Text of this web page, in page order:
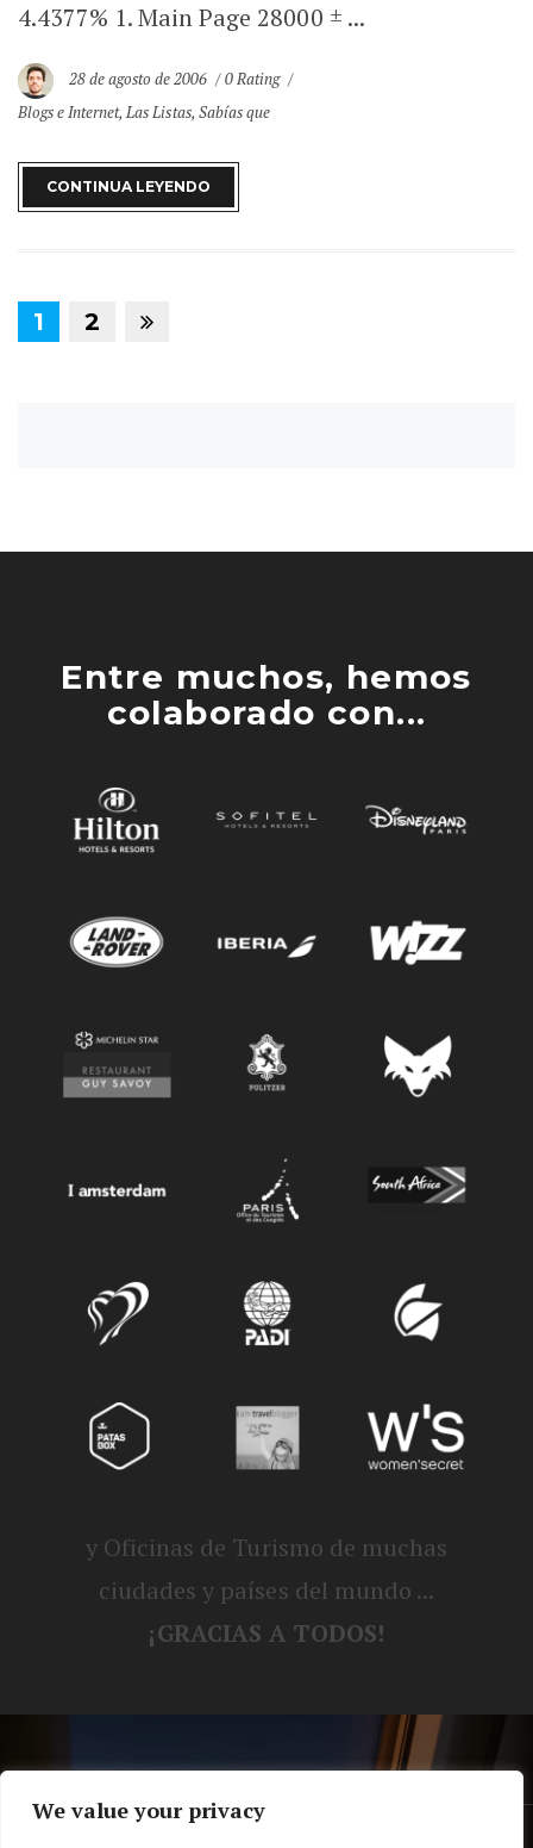
We value your privacy
4.4377% 1. Main Page 28000 ± ...
28 de agosto de 2006
0 Rating
Blogs e Internet,Las Listas,Sabías que
CONTINUA LEYENDO
1 2
Entre muchos, hemos
colaborado con...
y Oficinas de Turismo de muchas
ciudades y países del mundo ...
¡GRACIAS A TODOS!